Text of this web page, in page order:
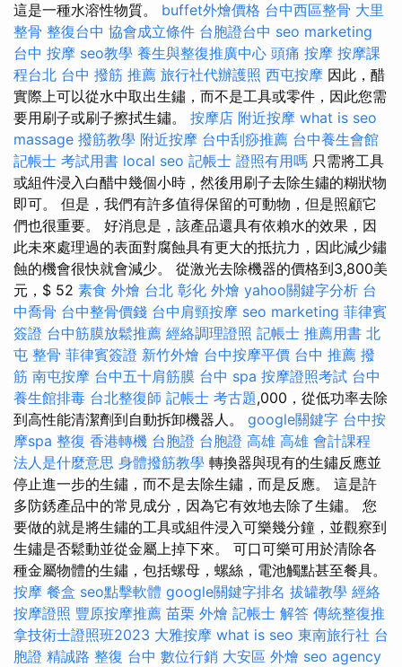
這是一種水溶性物質。 buffet外燴價格 台中西區整骨 大里
整骨 整復台中 協會成立條件 台胞證台中 seo marketing
台中 按摩 seo教學 養生與整復推廣中心 頭痛 按摩 按摩課
程台北 台中 撥筋 推薦 旅行社代辦護照 西屯按摩 因此，醋
實際上可以從水中取出生鏽，而不是工具或零件，因此您需
要用刷子或刷子擦拭生鏽。 按摩店 附近按摩 what is seo
massage 撥筋教學 附近按摩 台中刮痧推薦 台中養生會館
記帳士 考試用書 local seo 記帳士 證照有用嗎 只需將工具
或組件浸入白醋中幾個小時，然後用刷子去除生鏽的糊狀物
即可。 但是，我們有許多值得保留的可動物，但是照顧它
們也很重要。 好消息是，該產品還具有依賴水的效果，因
此未來處理過的表面對腐蝕具有更大的抵抗力，因此減少鏽
蝕的機會很快就會減少。 從激光去除機器的價格到3,800美
元，$ 52 素食 外燴 台北 彰化 外燴 yahoo關鍵字分析 台
中喬骨 台中整骨價錢 台中肩頸按摩 seo marketing 菲律賓
簽證 台中筋膜放鬆推薦 經絡調理證照 記帳士 推薦用書 北
屯 整骨 菲律賓簽證 新竹外燴 台中按摩平價 台中 推薦 撥
筋 南屯按摩 台中五十肩筋膜 台中 spa 按摩證照考試 台中
養生館排毒 台北整復師 記帳士 考古題,000，從低功率去除
到高性能清潔劑到自動拆卸機器人。 google關鍵字 台中按
摩spa 整復 香港轉機 台胞證 台胞證 高雄 高雄 會計課程
法人是什麼意思 身體撥筋教學 轉換器與現有的生鏽反應並
停止進一步的生鏽，而不是去除生鏽，而是反應。 這是許
多防銹產品中的常見成分，因為它有效地去除了生鏽。 您
要做的就是將生鏽的工具或組件浸入可樂幾分鐘，並觀察到
生鏽是否鬆動並從金屬上掉下來。 可口可樂可用於清除各
種金屬物體的生鏽，包括螺母，螺絲，電池觸點甚至餐具。
按摩 餐盒 seo點擊軟體 google關鍵字排名 拔罐教學 經絡
按摩證照 豐原按摩推薦 苗栗 外燴 記帳士 解答 傳統整復推
拿技術士證照班2023 大雅按摩 what is seo 東南旅行社 台
胞證 精誠路 整復 台中 數位行銷 大安區 外燴 seo agency